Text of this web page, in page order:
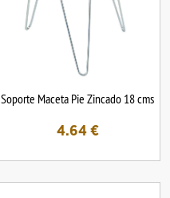
Soporte Maceta Pie Zincado 18 cms
4.64€